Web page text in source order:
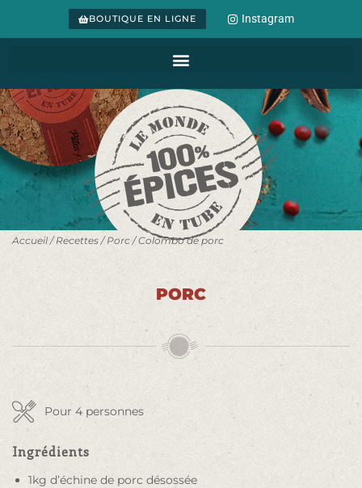
BOUTIQUE EN LIGNE Instagram
Accueil/Recettes/Porc/ Colombo de porc
PORC
Pour 4 personnes
Ingrédients
1kg d’échine de porc désossée